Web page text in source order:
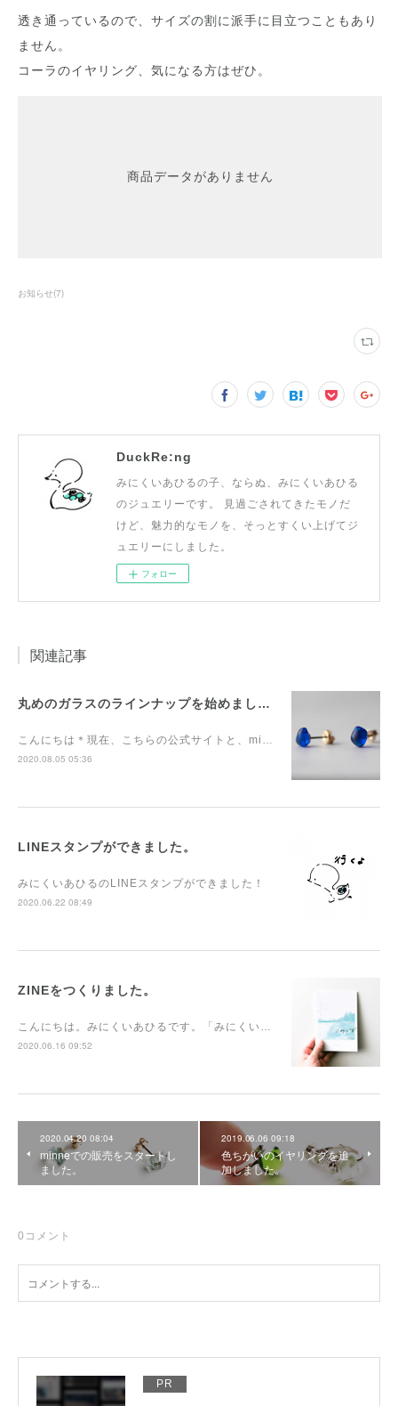
透き通っているので、サイズの割に派手に目立つこともあり
ません。
コーラのイヤリング、気になる方はぜひ。
商品データがありません
お知らせ(7)
DuckRe:ng
みにくいあひるの子、ならぬ、みにくいあひる
のジュエリーです。 見過ごされてきたモノだ
けど、魅力的なモノを、そっとすくい上げてジ
ュエリーにしました。
フォロー
関連記事
丸めのガラスのラインナップを始めました。
こんにちは＊現在、こちらの公式サイトと、mi…
2020.08.05 05:36
LINEスタンプができました。
みにくいあひるのLINEスタンプができました！
2020.06.22 08:49
ZINEをつくりました。
こんにちは。みにくいあひるです。「みにくい…
2020.06.16 09:52
2020.04.20 08:04
minneでの販売をスタートし
ました。
2019.06.06 09:18
色ちがいのイヤリングを追
加しました。
0 コメント
PR